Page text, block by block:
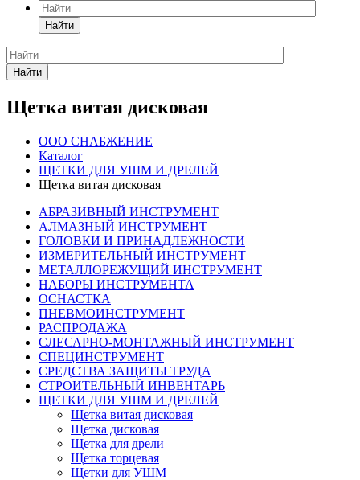
Найти
Найти
Щетка витая дисковая
ООО СНАБЖЕНИЕ
Каталог
ЩЕТКИ ДЛЯ УШМ И ДРЕЛЕЙ
Щетка витая дисковая
АБРАЗИВНЫЙ ИНСТРУМЕНТ
АЛМАЗНЫЙ ИНСТРУМЕНТ
ГОЛОВКИ И ПРИНАДЛЕЖНОСТИ
ИЗМЕРИТЕЛЬНЫЙ ИНСТРУМЕНТ
МЕТАЛЛОРЕЖУЩИЙ ИНСТРУМЕНТ
НАБОРЫ ИНСТРУМЕНТА
ОСНАСТКА
ПНЕВМОИНСТРУМЕНТ
РАСПРОДАЖА
СЛЕСАРНО-МОНТАЖНЫЙ ИНСТРУМЕНТ
СПЕЦИНСТРУМЕНТ
СРЕДСТВА ЗАЩИТЫ ТРУДА
СТРОИТЕЛЬНЫЙ ИНВЕНТАРЬ
ЩЕТКИ ДЛЯ УШМ И ДРЕЛЕЙ
Щетка витая дисковая
Щетка дисковая
Щетка для дрели
Щетка торцевая
Щетки для УШМ